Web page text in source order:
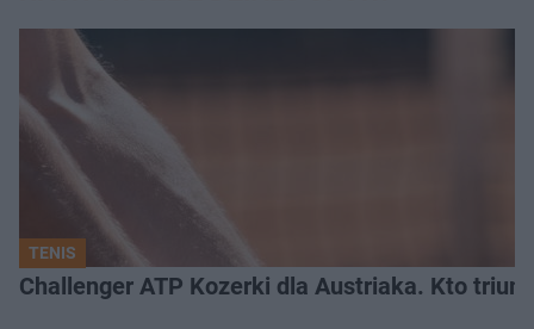
TENIS
Challenger ATP Kozerki dla Austriaka. Kto